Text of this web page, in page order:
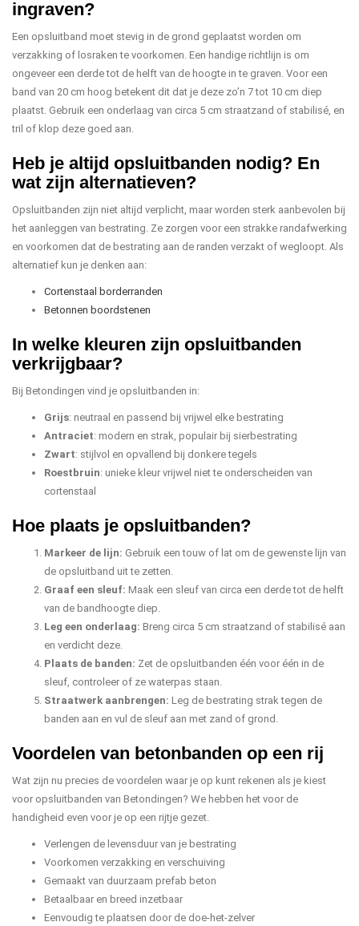
ingraven?
Een opsluitband moet stevig in de grond geplaatst worden om
verzakking of losraken te voorkomen. Een handige richtlijn is om
ongeveer een derde tot de helft van de hoogte in te graven. Voor een
band van 20 cm hoog betekent dit dat je deze zo’n 7 tot 10 cm diep
plaatst. Gebruik een onderlaag van circa 5 cm straatzand of stabilisé, en
tril of klop deze goed aan.
Heb je altijd opsluitbanden nodig? En
wat zijn alternatieven?
Opsluitbanden zijn niet altijd verplicht, maar worden sterk aanbevolen bij
het aanleggen van bestrating. Ze zorgen voor een strakke randafwerking
en voorkomen dat de bestrating aan de randen verzakt of wegloopt. Als
alternatief kun je denken aan:
Cortenstaal borderranden
Betonnen boordstenen
In welke kleuren zijn opsluitbanden
verkrijgbaar?
Bij Betondingen vind je opsluitbanden in:
Grijs: neutraal en passend bij vrijwel elke bestrating
Antraciet: modern en strak, populair bij sierbestrating
Zwart: stijlvol en opvallend bij donkere tegels
Roestbruin: unieke kleur vrijwel niet te onderscheiden van
cortenstaal
Hoe plaats je opsluitbanden?
Markeer de lijn: Gebruik een touw of lat om de gewenste lijn van
de opsluitband uit te zetten.
Graaf een sleuf: Maak een sleuf van circa een derde tot de helft
van de bandhoogte diep.
Leg een onderlaag: Breng circa 5 cm straatzand of stabilisé aan
en verdicht deze.
Plaats de banden: Zet de opsluitbanden één voor één in de
sleuf, controleer of ze waterpas staan.
Straatwerk aanbrengen: Leg de bestrating strak tegen de
banden aan en vul de sleuf aan met zand of grond.
Voordelen van betonbanden op een rij
Wat zijn nu precies de voordelen waar je op kunt rekenen als je kiest
voor opsluitbanden van Betondingen? We hebben het voor de
handigheid even voor je op een rijtje gezet.
Verlengen de levensduur van je bestrating
Voorkomen verzakking en verschuiving
Gemaakt van duurzaam prefab beton
Betaalbaar en breed inzetbaar
Eenvoudig te plaatsen door de doe-het-zelver